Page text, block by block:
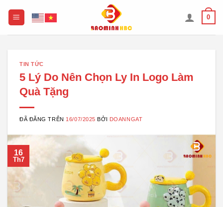
0
TIN TỨC
5 Lý Do Nên Chọn Ly In Logo Làm
Quà Tặng
ĐÃ ĐĂNG TRÊN 16/07/2025 BỞI DOANNGAT
16
Th7